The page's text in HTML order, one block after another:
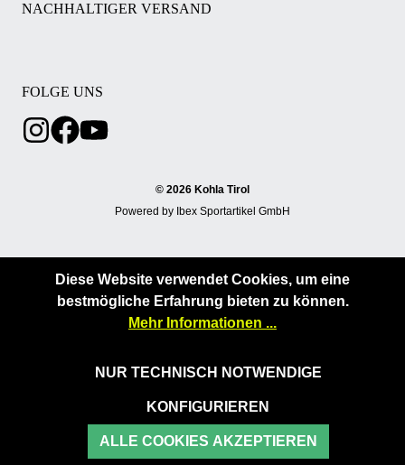
NACHHALTIGER VERSAND
FOLGE UNS
© 2026 Kohla Tirol
Powered by Ibex Sportartikel GmbH
Diese Website verwendet Cookies, um eine
bestmögliche Erfahrung bieten zu können.
Mehr Informationen ...
NUR TECHNISCH NOTWENDIGE
KONFIGURIEREN
ALLE COOKIES AKZEPTIEREN